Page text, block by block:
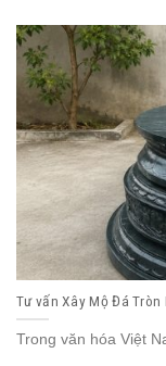
Tư vấn Xây Mộ Đá
Trong văn hóa Việt